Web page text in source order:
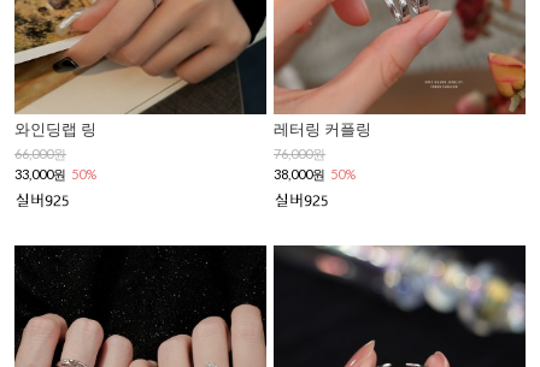
와인딩랩 링
66,000원
33,000원 50%
레터링 커플링
76,000원
38,000원 50%